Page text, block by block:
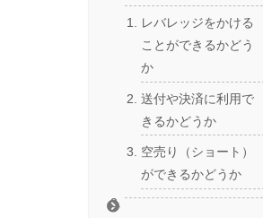
レバレッジをかける
ことができるかどう
か
送付や決済に利用で
きるかどうか
空売り（ショート）
ができるかどうか